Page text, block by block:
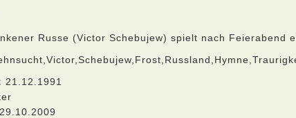
Russe (Victor Schebujew) spielt nach Feierabend
21.12.1991
29.10.2009